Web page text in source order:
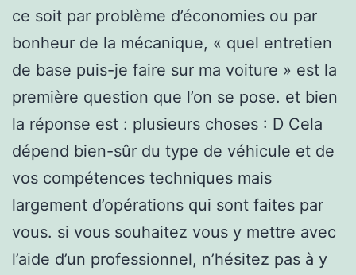
ce soit par problème d’économies ou par
bonheur de la mécanique, « quel entretien
de base puis-je faire sur ma voiture » est la
première question que l’on se pose. et bien
la réponse est : plusieurs choses : D Cela
dépend bien-sûr du type de véhicule et de
vos compétences techniques mais
largement d’opérations qui sont faites par
vous. si vous souhaitez vous y mettre avec
l’aide d’un professionnel, n’hésitez pas à y